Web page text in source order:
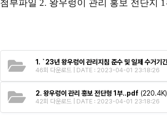
첨부파일 2. 왕우렁이 관리 홍보 전단지 1
1. `23년 왕우렁이 관리지침 준수 및 일제 수거기
46회 다운로드 | DATE : 2023-04-01 23:18:26
2. 왕우렁이 관리 홍보 전단형 1부..pdf (220.4K)
42회 다운로드 | DATE : 2023-04-01 23:18:26